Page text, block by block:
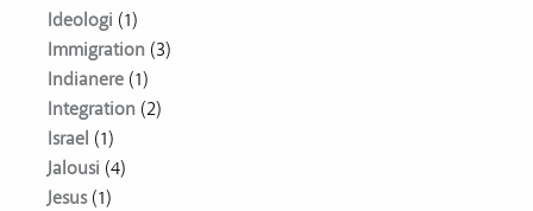
Ideologi (1)
Immigration (3)
Indianere (1)
Integration (2)
Israel (1)
Jalousi (4)
Jesus(1)